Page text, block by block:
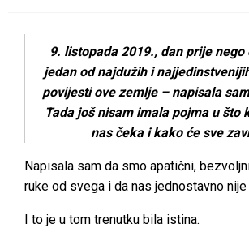
9. listopada 2019., dan prije nego
jedan od najdužih i
povijesti ove zemlje – napisala
Tada još nisam imala pojma u što
nas čeka i kako će sve
Napisala sam da smo apatični,
ruke od svega i da nas jednostavno nije
I to je u tom trenutku bila istina.